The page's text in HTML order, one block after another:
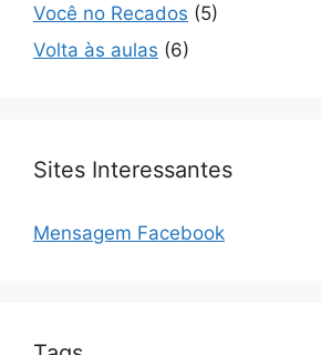
Você no Recados (5)
Volta às aulas (6)
Sites Interessantes
Mensagem Facebook